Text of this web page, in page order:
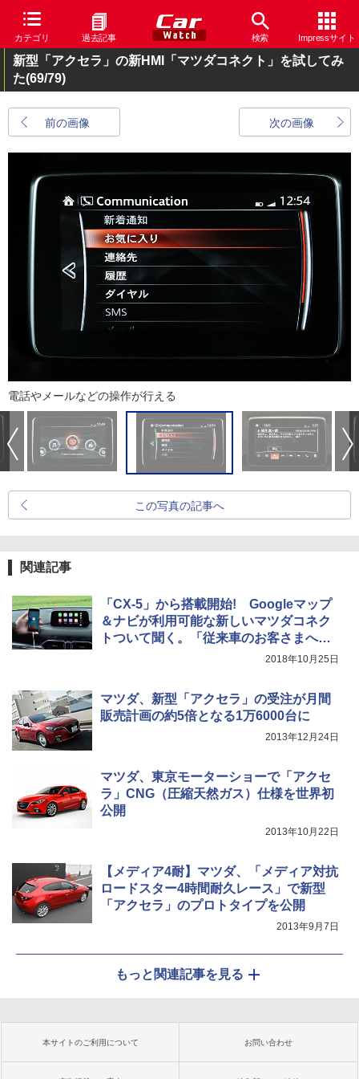
カテゴリ 過去記事 検索 Impressサイト
新型「アクセラ」の新HMI「マツダコネクト」を試してみ
た(69/79)
前の画像 次の画像
電話やメールなどの操作が行える
この写真の記事へ
関連記事
「CX-5」から搭載開始! Googleマップ
＆ナビが利用可能な新しいマツダコネク
トついて聞く。「従来車のお客さまへも
2018年10月25日
マツダ、新型「アクセラ」の受注が月間
販売計画の約5倍となる1万6000台に
2013年12月24日
マツダ、東京モーターショーで「アクセ
ラ」CNG（圧縮天然ガス）仕様を世界初
公開
2013年10月22日
【メディア4耐】マツダ、「メディア対抗
ロードスター4時間耐久レース」で新型
「アクセラ」のプロトタイプを公開
2013年9月7日
もっと関連記事を見る
本サイトのご利用について お問い合わせ